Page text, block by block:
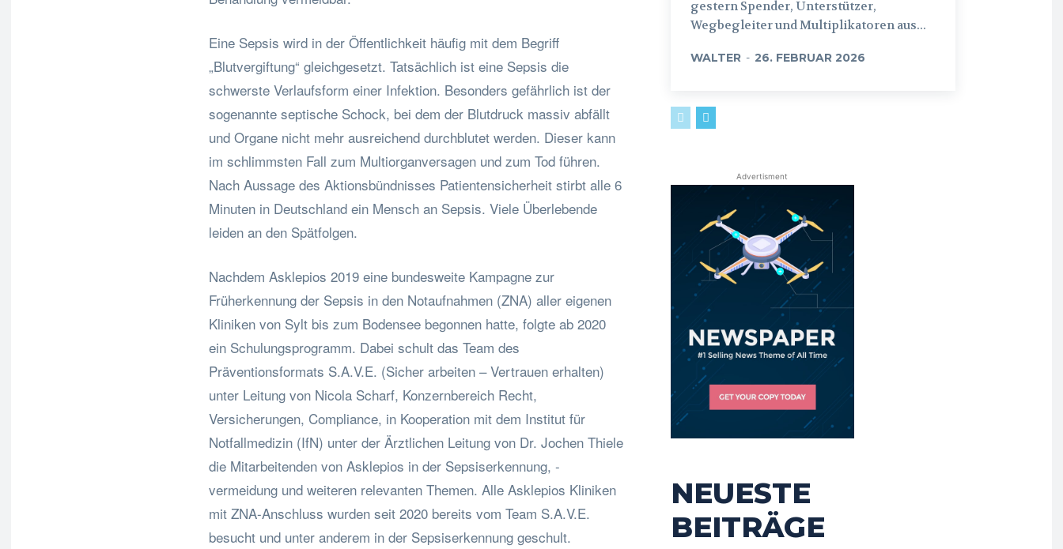
Eine Sepsis wird in der Öffentlichkeit häufig mit dem Begriff
„Blutvergiftung“ gleichgesetzt. Tatsächlich ist eine Sepsis die
schwerste Verlaufsform einer Infektion. Besonders gefährlich ist der
sogenannte septische Schock, bei dem der Blutdruck massiv abfällt
und Organe nicht mehr ausreichend durchblutet werden. Dieser kann
im schlimmsten Fall zum Multiorganversagen und zum Tod führen.
Nach Aussage des Aktionsbündnisses Patientensicherheit stirbt alle 6
Minuten in Deutschland ein Mensch an Sepsis. Viele Überlebende
leiden an den Spätfolgen.
Nachdem Asklepios 2019 eine bundesweite Kampagne zur
Früherkennung der Sepsis in den Notaufnahmen (ZNA) aller eigenen
Kliniken von Sylt bis zum Bodensee begonnen hatte, folgte ab 2020
ein Schulungsprogramm. Dabei schult das Team des
Präventionsformats S.A.V.E. (Sicher arbeiten – Vertrauen erhalten)
unter Leitung von Nicola Scharf, Konzernbereich Recht,
Versicherungen, Compliance, in Kooperation mit dem Institut für
Notfallmedizin (IfN) unter der Ärztlichen Leitung von Dr. Jochen Thiele
die Mitarbeitenden von Asklepios in der Sepsiserkennung, -
vermeidung und weiteren relevanten Themen. Alle Asklepios Kliniken
mit ZNA-Anschluss wurden seit 2020 bereits vom Team S.A.V.E.
besucht und unter anderem in der Sepsiserkennung geschult.
gestern Spender, Unterstützer,
Wegbegleiter und Multiplikatoren aus...
WALTER - 26. FEBRUAR 2026
Advertisment
NEUESTE
BEITRÄGE